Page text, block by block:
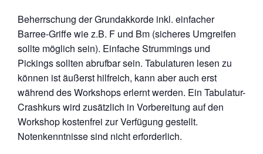
Beherrschung der Grundakkorde inkl. einfacher
Barree-Griffe wie z.B. F und Bm (sicheres Umgreifen
sollte möglich sein). Einfache Strummings und
Pickings sollten abrufbar sein. Tabulaturen lesen zu
können ist äußerst hilfreich, kann aber auch erst
während des Workshops erlernt werden. Ein Tabulatur-
Crashkurs wird zusätzlich in Vorbereitung auf den
Workshop kostenfrei zur Verfügung gestellt.
Notenkenntnisse sind nicht erforderlich.